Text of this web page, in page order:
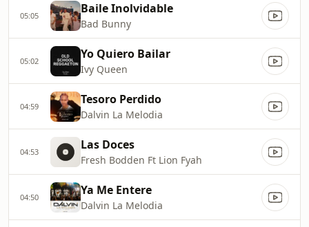
05:05 Baile Inolvidable
Bad Bunny
05:02 Yo Quiero Bailar
Ivy Queen
04:59 Tesoro Perdido
Dalvin La Melodia
04:53 Las Doces
Fresh Bodden Ft Lion Fyah
04:50 Ya Me Entere
Dalvin La Melodia